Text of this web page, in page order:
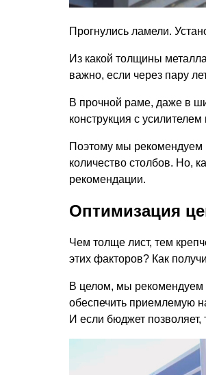
Прогнулись ламели.
Из какой толщины
важно, если через пару
В прочной раме, даже в
конструкция с
Поэтому мы рекомендуем
количество столбов. Но,
рекомендации.
Оптимизация
Чем толще лист, тем
этих факторов? Как
В целом, мы рекомендуем
обеспечить приемлемую
И если бюджет